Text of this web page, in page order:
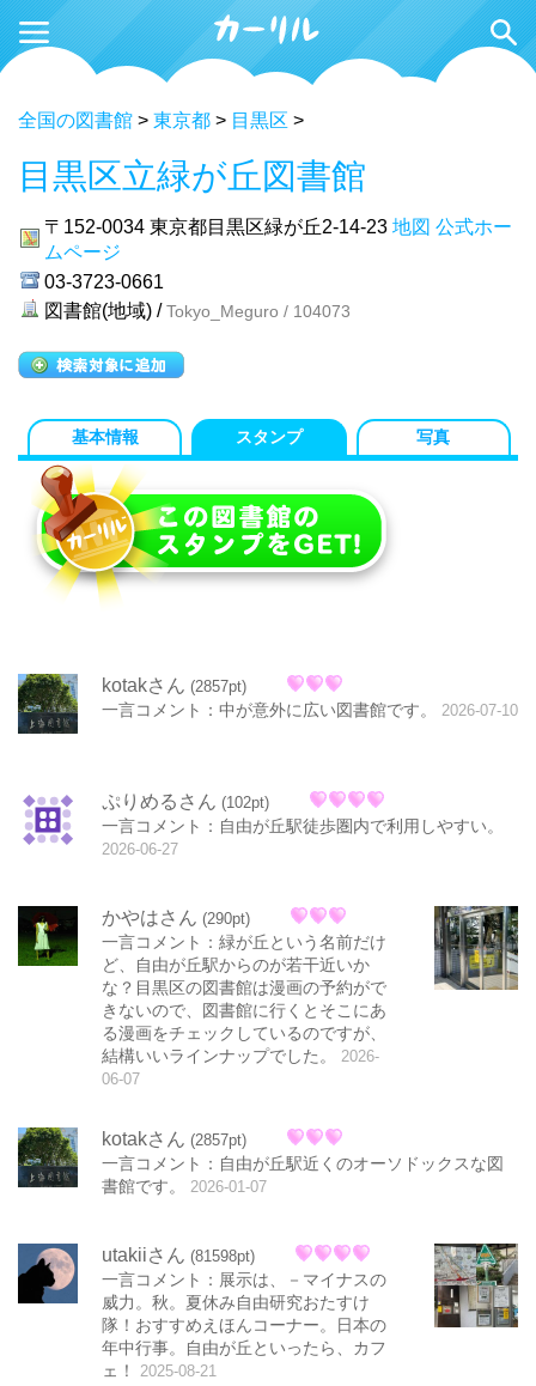
全国の図書館 > 東京都 > 目黒区 >
目黒区立緑が丘図書館
〒152-0034 東京都目黒区緑が丘2-14-23 地図 公式ホー
ムページ
03-3723-0661
図書館(地域) / Tokyo_Meguro / 104073
基本情報 スタンプ 写真
kotakさん (2857pt)
一言コメント：中が意外に広い図書館です。 2026-07-10
ぷりめるさん (102pt)
一言コメント：自由が丘駅徒歩圏内で利用しやすい。
2026-06-27
かやはさん (290pt)
一言コメント：緑が丘という名前だけ
ど、自由が丘駅からのが若干近いか
な？目黒区の図書館は漫画の予約がで
きないので、図書館に行くとそこにあ
る漫画をチェックしているのですが、
結構いいラインナップでした。
2026-
06-07
kotakさん (2857pt)
一言コメント：自由が丘駅近くのオーソドックスな図
書館です。
2026-01-07
utakiiさん (81598pt)
一言コメント：展示は、－マイナスの
威力。秋。夏休み自由研究おたすけ
隊！おすすめえほんコーナー。日本の
年中行事。自由が丘といったら、カフ
ェ！
2025-08-21